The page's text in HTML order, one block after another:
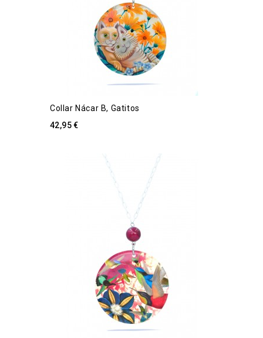
Collar Nácar B, Gatitos
42,95 €